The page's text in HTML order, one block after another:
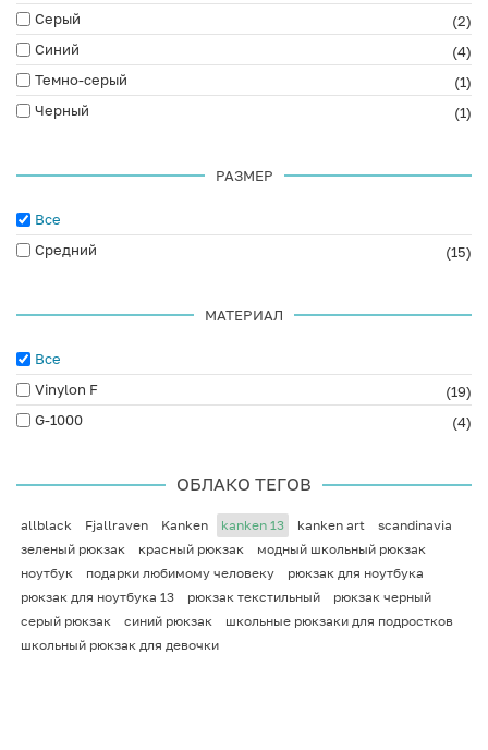
Серый
(2)
Синий
(4)
Темно-серый
(1)
Черный
(1)
РАЗМЕР
Все
Средний
(15)
МАТЕРИАЛ
Все
Vinylon F
(19)
G-1000
(4)
ОБЛАКО ТЕГОВ
allblack Fjallraven Kanken kanken 13 kanken art
scandinavia
зеленый рюкзак
красный рюкзак
модный школьный рюкзак
ноутбук
подарки любимому человеку
рюкзак для ноутбука
рюкзак для ноутбука 13
рюкзак текстильный
рюкзак черный
серый рюкзак
синий рюкзак
школьные рюкзаки для подростков
школьный рюкзак для девочки